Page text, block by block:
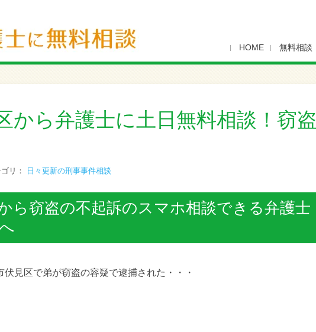
HOME 無料相談
から弁護士に土日無料相談！窃盗
リ： 日々更新の刑事事件相談
ら窃盗の不起訴のスマホ相談できる弁護士
伏見区で弟が窃盗の容疑で逮捕された・・・